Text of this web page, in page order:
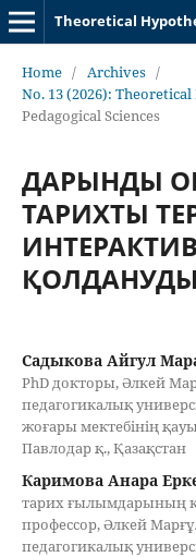
Theoretical
Home / Archives /
No. 13 (2026):
Pedagogical Sciences
ДАРЫНДЫ
ТАРИХТЫ
Садыкова Айгул
PhD докторы, Әлкей
педагогикалық
жоғары мектебінің
Павлодар қ., Қазақстан
Каримова Анара
тарих ғылымдарының
профессор, Әлкей
педагогикалық